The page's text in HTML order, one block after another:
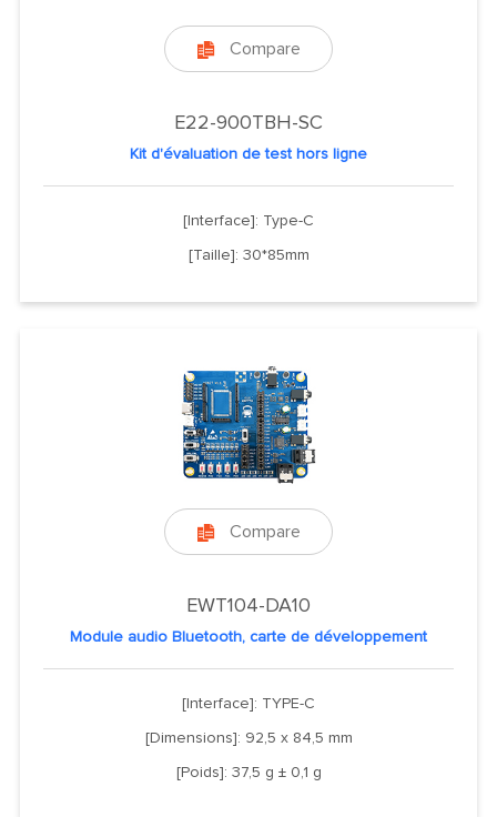
 Compare
E22-900TBH-SC
Kit d'évaluation de test hors ligne
[Interface]: Type-C
[Taille]: 30*85mm
 Compare
EWT104-DA10
Module audio Bluetooth, carte de développement
[Interface]: TYPE-C
[Dimensions]: 92,5 x 84,5 mm
[Poids]: 37,5 g ± 0,1 g